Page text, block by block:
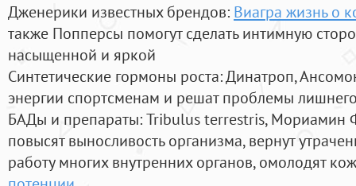
Дженерики известных брендов: Виагра жизнь о
также Попперсы помогут сделать интимную
насыщенной и яркой
Синтетические гормоны роста: Динатроп,
энергии спортсменам и решат проблемы
БАДы и препараты:Tribulus terrestris, Мориамин
повысят выносливость организма, вернут
работу многих внутренних органов, омолодят